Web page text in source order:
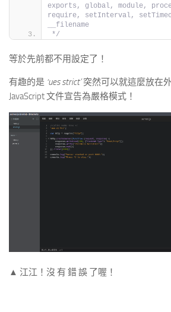
exports, global, module,
require, setInterval,
__filename
*/
等於先前都不用設定了！
有趣的是 ‘ues strict’突然可以就這麼放在
JavaScript 文件宣告為嚴格模式！
▲ 江江！沒 有 錯 誤 了喔！